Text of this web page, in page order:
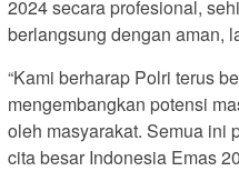
2024 secara profesional,
berlangsung dengan aman,
“Kami berharap Polri terus
mengembangkan potensi
oleh masyarakat. Semua ini
cita besar Indonesia Emas